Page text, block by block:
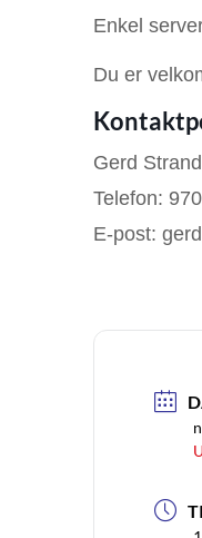
Enkel
Du er
Gerd
Telefon:
E-post: